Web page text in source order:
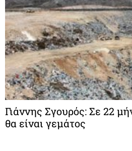
Γιάννης Σγουρός: Σε 22
θα είναι γεμάτος